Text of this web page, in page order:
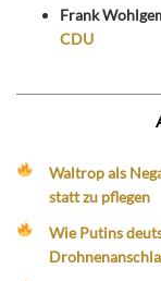
Frank
CDU
Waltrop als
statt zu pflegen
Wie Putins